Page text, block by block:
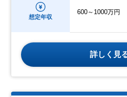
想定年収
600～1000万円
詳しく見